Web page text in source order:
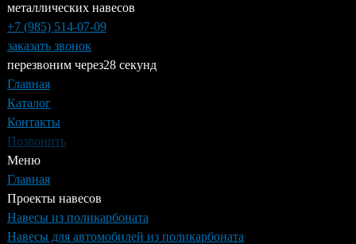
металлических навесов
+7 (985) 514-07-09
заказать звонок
перезвоним через28 секунд
Главная
Каталог
Контакты
Позвонить
Меню
Главная
Проекты навесов
Навесы из поликарбоната
Навесы для автомобилей из поликарбоната